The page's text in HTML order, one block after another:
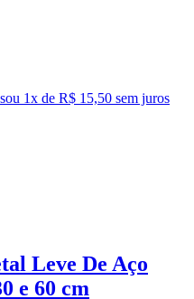
ou 1x de R$ 15,50 sem juros
Leve De Aço
e 60 cm